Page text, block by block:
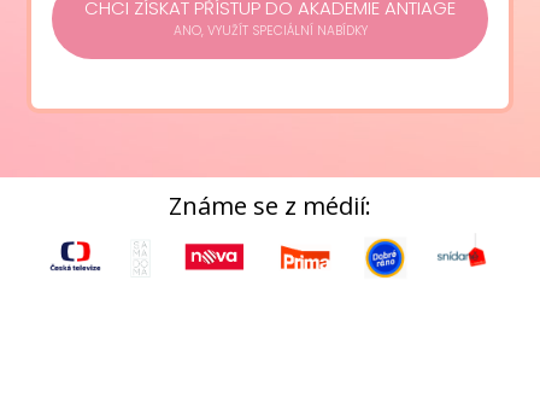
CHCI ZÍSKAT PŘÍSTUP DO AKADEMIE ANTIAGE
ANO, VYUŽÍT SPECIÁLNÍ NABÍDKY
Známe se z médií: